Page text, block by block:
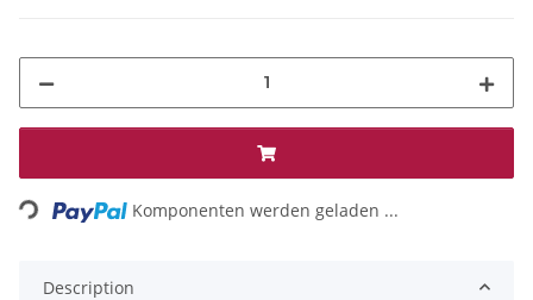
Loading... Komponenten werden geladen ...
Description